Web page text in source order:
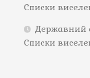
Списки
Державний
Списки